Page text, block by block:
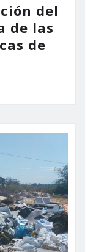
del
de las
de